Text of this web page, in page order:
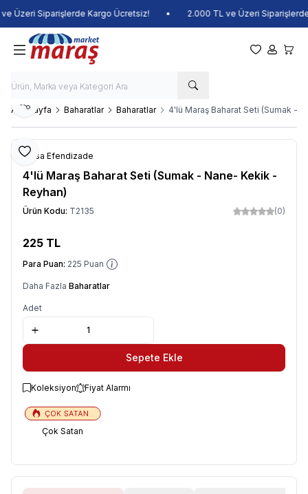
Üzeri Siparişlerde Kargo Ücretsiz! 2.000 TL ve Üzeri
Favorilerim
Hesabım
Ana Sayfa Baharatlar Baharatlar 4'lü Maraş Baharat Seti (Sumak -
Favoriye Ekle
Paylaş
Musa Efendizade
4'lü Maraş Baharat Seti (Sumak - Nane- Kekik -
Reyhan)
Ürün Kodu: T2135 (0)
225 TL
Para Puan: 225 Puan
Daha Fazla Baharatlar
Adet
Sepete Ekle
Koleksiyon Fiyat Alarmı
Çok Satan